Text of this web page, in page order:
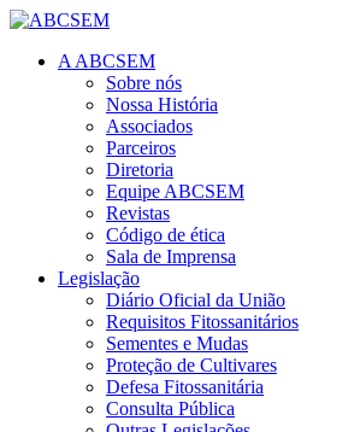
A ABCSEM
Sobre nós
Nossa História
Associados
Parceiros
Diretoria
Equipe ABCSEM
Revistas
Código de ética
Sala de Imprensa
Legislação
Diário Oficial da União
Requisitos Fitossanitários
Sementes e Mudas
Proteção de Cultivares
Defesa Fitossanitária
Consulta Pública